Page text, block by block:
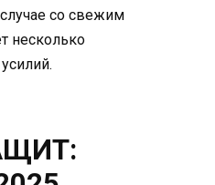
со свежим
несколько